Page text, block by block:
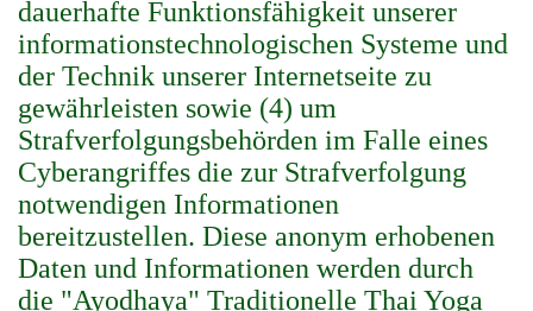
dauerhafte Funktionsfähigkeit unserer
informationstechnologischen Systeme und
der Technik unserer Internetseite zu
gewährleisten sowie (4) um
Strafverfolgungsbehörden im Falle eines
Cyberangriffes die zur Strafverfolgung
notwendigen Informationen
bereitzustellen. Diese anonym erhobenen
Daten und Informationen werden durch
die "Ayodhaya" Traditionelle Thai Yoga